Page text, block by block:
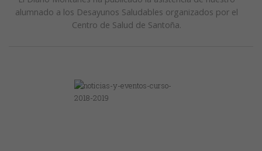
alumnado a los Desayunos Saludables organizados por el
Centro de Salud de Santoña.